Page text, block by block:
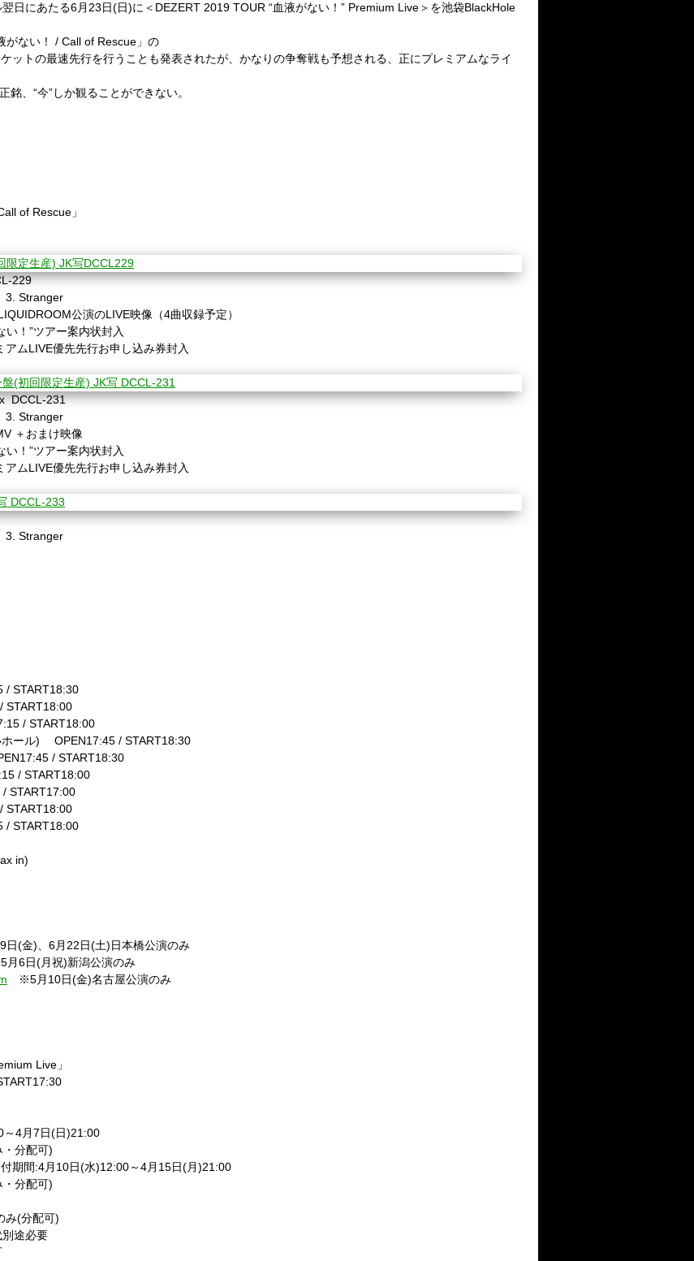
日にあたる6月 23日(日)に＜ DEZERT 2019 TOUR “血液がない！” Premium Live＞ を池袋BlackHole
がない！ / Call of Rescue 」の
ットの最速先行を行うことも発表されたが、かなりの争奪戦も予想される、正にプレミアムなライ
銘、“今”しか観ることができない。
of Rescue 」
229
3. Stranger
公演のLIVE映像（4曲収録予定）
い！”ツアー案内状封入
アムLIVE優先先行お申し込み券封入
DCCL-231
3. Stranger
＋おまけ映像
い！”ツアー案内状封入
アムLIVE優先先行お申し込み券封入
3. Stranger
/ START18:30
START18:00
/ START18:00
ール)
OPEN17:45 / START18:30
/ START18:30
/ START18:00
START17:00
START18:00
/ START18:00
in)
日(金) 6月 22日(土)日本橋公演のみ
5月6日(月祝)新潟公演のみ
※5月 10日(金)名古屋公演のみ
Live 」
～4月7日(日)21:00
・分配可)
期間:4月 10日(水)12:00～4月 15日(月)21:00
・分配可)
み(分配可)
途必要